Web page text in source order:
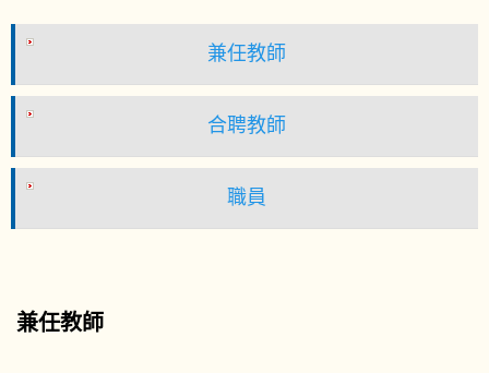
兼任教師
合聘教師
職員
兼任教師